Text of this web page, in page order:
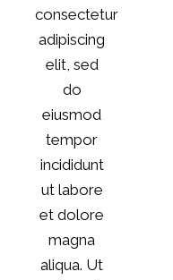
consectetur
adipiscing
elit, sed
do
eiusmod
tempor
incididunt
ut labore
et dolore
magna
aliqua. Ut